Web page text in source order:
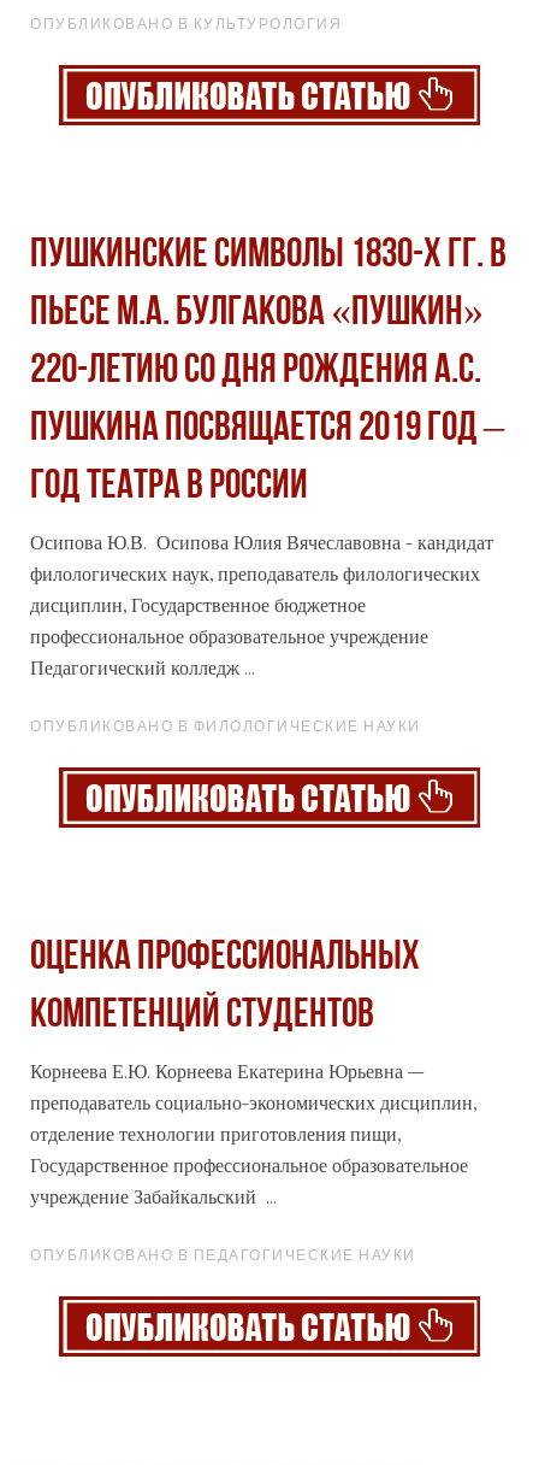
ОПУБЛИКОВАНО В КУЛЬТУРОЛОГИЯ
ПУШКИНСКИЕ СИМВОЛЫ 1830-Х ГГ. В
ПЬЕСЕ М.А. БУЛГАКОВА «ПУШКИН»
220-ЛЕТИЮ СО ДНЯ РОЖДЕНИЯ А.С.
ПУШКИНА ПОСВЯЩАЕТСЯ 2019 ГОД –
ГОД ТЕАТРА В РОССИИ
Осипова Ю.В. Осипова Юлия Вячеславовна - кандидат
филологических наук, преподаватель филологических
дисциплин, Государственное бюджетное
профессиональное образовательное учреждение
Педагогический колледж ...
ОПУБЛИКОВАНО В ФИЛОЛОГИЧЕСКИЕ НАУКИ
ОЦЕНКА ПРОФЕССИОНАЛЬНЫХ
КОМПЕТЕНЦИЙ СТУДЕНТОВ
Корнеева Е.Ю. Корнеева Екатерина Юрьевна –
преподаватель социально-экономических дисциплин,
отделение технологии приготовления пищи,
Государственное профессиональное образовательное
учреждение Забайкальский ...
ОПУБЛИКОВАНО В ПЕДАГОГИЧЕСКИЕ НАУКИ